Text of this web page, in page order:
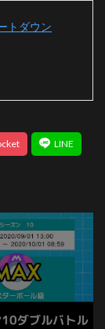
トダウン